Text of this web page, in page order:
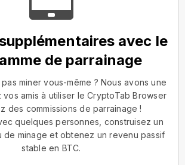
avec le
de parrainage
miner vous-même ? Nous avons une
vos amis à utiliser le CryptoTab Browser
des commissions de parrainage !
quelques personnes, construisez un
de minage et obtenez un revenu passif
stable en BTC.